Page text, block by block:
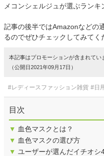
メコンシェルジュが選ぶランキ
記事の後半ではAmazonなどの
るのでぜひチェックしてみてく
本記事はプロモーションが含まれて
（公開日2021年09月17日）
#レディースファッション雑貨 #日
目次
▼ 血色マスクとは？
▼ 血色マスクの選び方
▼ ユーザーが選んだイチオシ